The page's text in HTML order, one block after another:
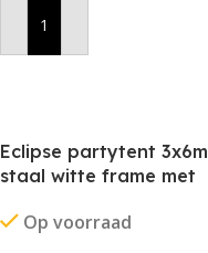
In Winkelwagen
Eclipse partytent 3x6m
staal witte frame met
Op voorraad